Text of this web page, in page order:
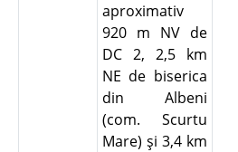
aproximativ
920 m NV de
DC 2, 2,5 km
NE de biserica
din Albeni
(com. Scurtu
Mare) şi 3,4 km